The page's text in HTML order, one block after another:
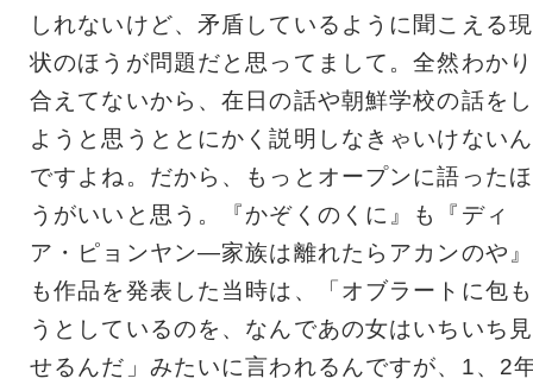
しれないけど、矛盾しているように聞こえる現
状のほうが問題だと思ってまして。全然わかり
合えてないから、在日の話や朝鮮学校の話をし
ようと思うととにかく説明しなきゃいけないん
ですよね。だから、もっとオープンに語ったほ
うがいいと思う。『かぞくのくに』も『ディ
ア・ピョンヤン―家族は離れたらアカンのや』
も作品を発表した当時は、「オブラートに包も
うとしているのを、なんであの女はいちいち見
せるんだ」みたいに言われるんですが、1、2